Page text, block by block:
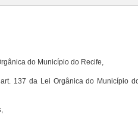
do Município do Recife,
137 da Lei Orgânica do Município